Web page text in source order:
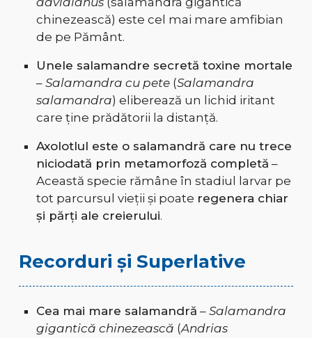
chinezească) este cel mai mare amfibian
de pe Pământ.
Unele salamandre secretă toxine mortale
– Salamandra cu pete(Salamandra
salamandra) eliberează un lichid iritant
care ține prădătorii la distanță.
Axolotlul este o salamandră care nu trece
niciodată prin metamorfoză completă –
Această specie rămâne în stadiul larvar pe
tot parcursul vieții și poate regenera chiar
și părți ale creierului.
Recorduri și Superlative
Cea mai mare salamandră – Salamandra
gigantică chinezească (Andrias